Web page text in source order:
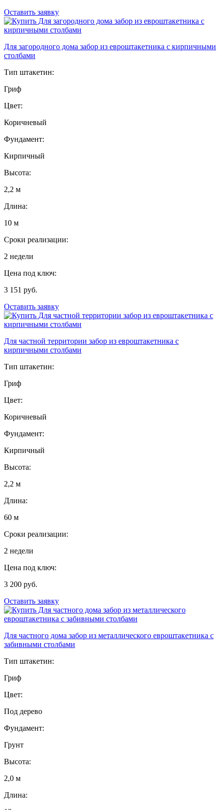
Оставить заявку
Для загородного дома забор из евроштакетника с кирпичными
столбами
Тип штакетин:
Гриф
Цвет:
Коричневый
Фундамент:
Кирпичный
Высота:
2,2 м
Длина:
10 м
Сроки реализации:
2 недели
Цена под ключ:
3 151 руб.
Оставить заявку
Для частной территории забор из евроштакетника с
кирпичными столбами
Тип штакетин:
Гриф
Цвет:
Коричневый
Фундамент:
Кирпичный
Высота:
2,2 м
Длина:
60 м
Сроки реализации:
2 недели
Цена под ключ:
3 200 руб.
Оставить заявку
Для частного дома забор из металлического евроштакетника с
забивными столбами
Тип штакетин:
Гриф
Цвет:
Под дерево
Фундамент:
Грунт
Высота:
2,0 м
Длина: